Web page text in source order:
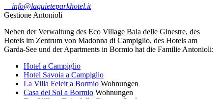
info@laquieteparkhotel.it
Gestione Antonioli
Neben der Verwaltung des Eco Village Baia delle Ginestre, des
Hotels im Zentrum von Madonna di Campiglio, des Hotels am
Garda-See und der Apartments in Bormio hat die Familie Antonioli:
Hotel a Campiglio
Hotel Savoia a Campiglio
La Villa Feleit a Bormio Wohnungen
Casa del Sol a Bormio Wohnungen